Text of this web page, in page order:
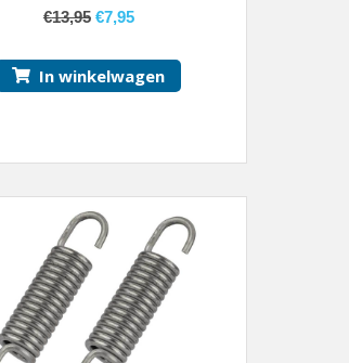
€13,95 €7,95
In winkelwagen